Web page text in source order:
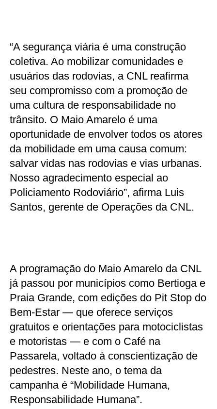
“A segurança viária é uma construção
coletiva. Ao mobilizar comunidades e
usuários das rodovias, a CNL reafirma
seu compromisso com a promoção de
uma cultura de responsabilidade no
trânsito. O Maio Amarelo é uma
oportunidade de envolver todos os atores
da mobilidade em uma causa comum:
salvar vidas nas rodovias e vias urbanas.
Nosso agradecimento especial ao
Policiamento Rodoviário”, afirma Luis
Santos, gerente de Operações da CNL.
A programação do Maio Amarelo da CNL
já passou por municípios como Bertioga e
Praia Grande, com edições do Pit Stop do
Bem-Estar — que oferece serviços
gratuitos e orientações para motociclistas
e motoristas — e com o Café na
Passarela, voltado à conscientização de
pedestres. Neste ano, o tema da
campanha é “Mobilidade Humana,
Responsabilidade Humana”.